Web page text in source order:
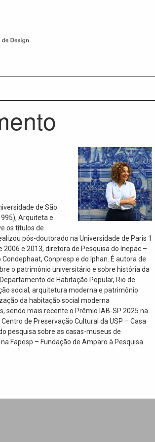
de São
Arquiteta e
os títulos de
pós-doutorado na Universidade de Paris 1
e 2013, diretora de Pesquisa do Inepac –
Conpresp e do Iphan. É autora de
o patrimônio universitário e sobre história da
de Habitação Popular, Rio de
social, arquitetura moderna e patrimônio
da habitação social moderna
sendo mais recente o Prêmio IAB-SP 2025 na
de Preservação Cultural da USP – Casa
pesquisa sobre as casas-museus de
Fapesp – Fundação de Amparo à Pesquisa